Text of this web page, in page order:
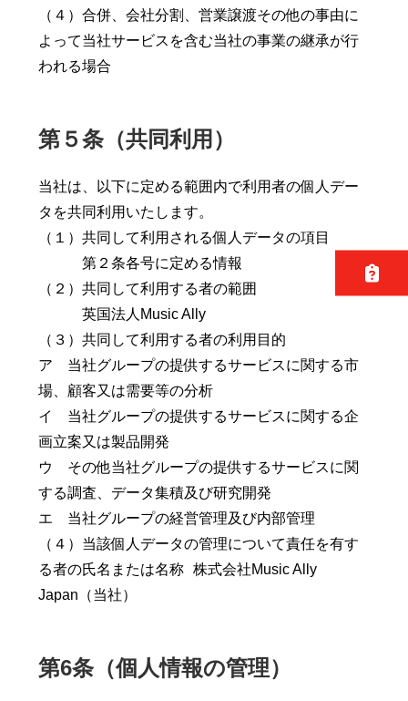
（４）合併、会社分割、営業譲渡その他の事由に
よって当社サービスを含む当社の事業の継承が行
われる場合
第５条（共同利用）
当社は、以下に定める範囲内で利用者の個人デー
タを共同利用いたします。
（１）共同して利用される個人データの項目
第２条各号に定める情報
（２）共同して利用する者の範囲
英国法人Music Ally
（３）共同して利用する者の利用目的
ア 当社グループの提供するサービスに関する市
場、顧客又は需要等の分析
イ 当社グループの提供するサービスに関する企
画立案又は製品開発
ウ その他当社グループの提供するサービスに関
する調査、データ集積及び研究開発
エ 当社グループの経営管理及び内部管理
（４）当該個人データの管理について責任を有す
る者の氏名または名称 株式会社Music Ally
Japan（当社）
第6条（個人情報の管理）